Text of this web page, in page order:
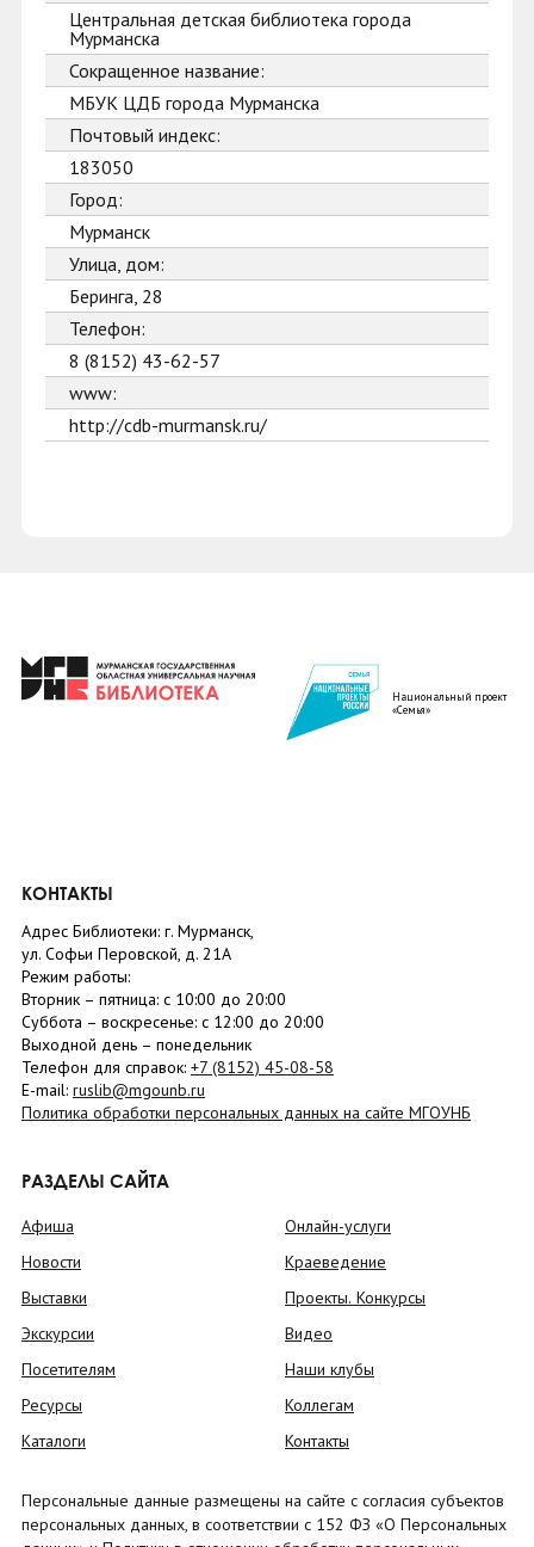
Центральная детская библиотека города
Мурманска
Сокращенное название:
МБУК ЦДБ города Мурманска
Почтовый индекс:
183050
Город:
Мурманск
Улица, дом:
Беринга, 28
Телефон:
8 (8152) 43-62-57
www:
http://cdb-murmansk.ru/
Национальный проект
«Семья»
КОНТАКТЫ
Адрес Библиотеки: г. Мурманск,
ул. Софьи Перовской, д. 21А
Режим работы:
Вторник – пятница: с 10:00 до 20:00
Суббота – воскресенье: c 12:00 до 20:00
Выходной день – понедельник
Телефон для справок: +7 (8152) 45-08-58
E-mail: ruslib@mgounb.ru
Политика обработки персональных данных на сайте МГОУНБ
РАЗДЕЛЫ САЙТА
Афиша
Новости
Выставки
Экскурсии
Посетителям
Ресурсы
Каталоги
Онлайн-услуги
Краеведение
Проекты. Конкурсы
Видео
Наши клубы
Коллегам
Контакты
Персональные данные размещены на сайте с согласия субъектов
персональных данных, в соответствии с 152 ФЗ «О Персональных